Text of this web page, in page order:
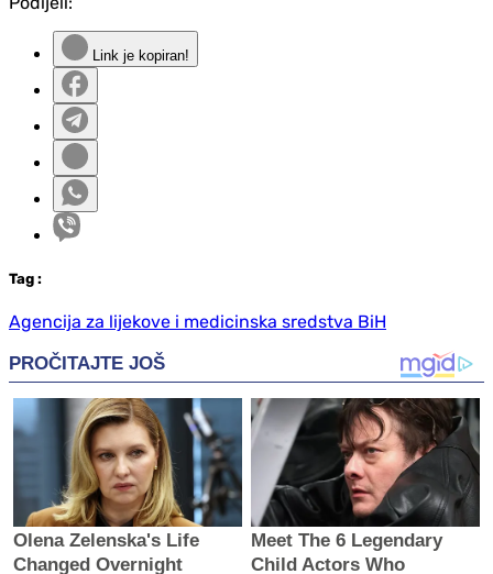
Link je kopiran!
Tag :
Agencija za lijekove i medicinska sredstva BiH